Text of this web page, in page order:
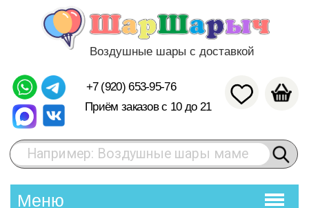
Воздушные шары с доставкой
Приём заказов с 10 до 21
Меню
Например: Воздушные шары маме